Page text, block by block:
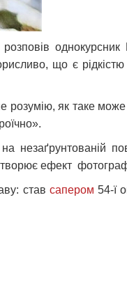
однокурсник
що є
як таке може
незаґрунтованій
ефект
став сапером 54-ї